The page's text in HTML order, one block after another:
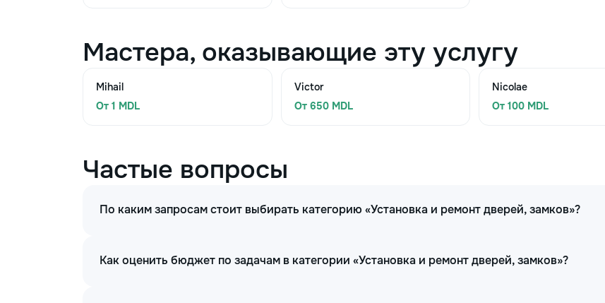
Мастера, оказывающие эту услугу
Mihail
От 1 MDL
Victor
От 650 MDL
Nicolae
От 100 MDL
Частые вопросы
По каким запросам стоит выбирать категорию «Установка и ремонт дверей, замков»?
Как оценить бюджет по задачам в категории «Установка и ремонт дверей, замков»?